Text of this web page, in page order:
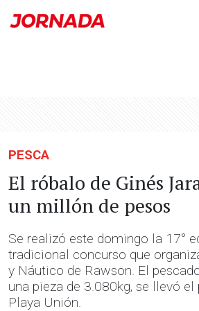
PESCA
El róbalo de Ginés
un millón de pesos
Se realizó este domingo la 17°
tradicional concurso que
y Náutico de Rawson. El
una pieza de 3.080kg, se llevó
Playa Unión.